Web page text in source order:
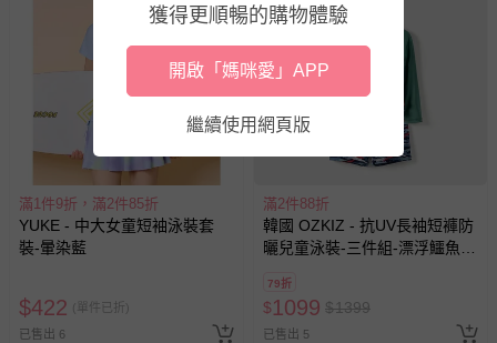
滿1件9折，滿2件85折
YUKE - 中大女童短袖泳裝套
裝-暈染藍
$422 (單件已折)
已售出 6
滿2件88折
韓國 OZKIZ - 抗UV長袖短褲防
曬兒童泳裝-三件組-漂浮鱷魚-
79折
$1099 $1399
已售出 5
獲得更順暢的購物體驗
開啟「媽咪愛」APP
繼續使用網頁版